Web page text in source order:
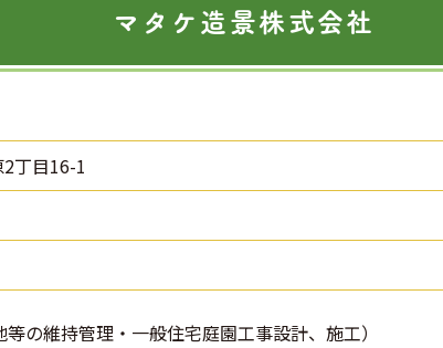
マタケ造景株式会社
丁目16-1
の維持管理・一般住宅庭園工事設計、施工）